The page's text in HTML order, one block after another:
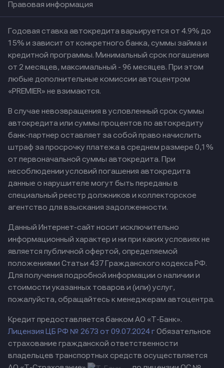
Правовая информация
Годовая ставка автокредита варьируется от 4.9% до
15% и зависит от конкретного банка, суммы займа и
кредитной программы. Минимальный срок погашения
от 2 месяцев, максимальный - 96 месяцев. При этом
любые дополнительные комиссии автоцентром
«PREMIER» не взимаются.
В случае невозвращения в условленный срок суммы
автокредита или суммы процентов по автокредиту
банк-партнер оставляет за собой право начислить
штраф за просрочку платежа в среднем размере 0,1%
от первоначальной суммы автокредита. При
несоблюдении условий погашения автокредита
данные о нарушителе могут быть переданы в
специальный реестр должников и коллекторское
агентство для взыскания задолженности.
Данный Интернет-сайт носит исключительно
информационный характер и ни при каких условиях не
является публичной офертой, определяемой
положениями Статьи 437 Гражданского кодекса РФ.
Для получения подробной информации о наличии и
стоимости указанных товаров и (или) услуг,
пожалуйста, обращайтесь к менеджерам автоцентра.
Кредит предоставляется банком АО «Т-Банк».
Лицензия ЦБ РФ № 2673 от 09.07.2024 гОбязательное
страхование гражданской ответственности
владельцев транспортных средств осуществляется